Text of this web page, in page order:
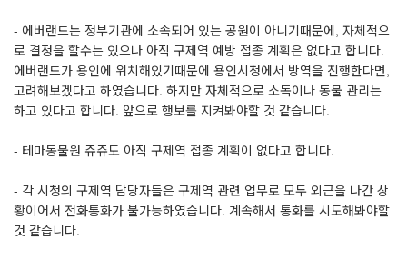
- 에버랜드는 정부기관에 소속되어 있는 공원이 아니기때문에, 자체적으
로 결정을 할수는 있으나 아직 구제역 예방 접종 계획은 없다고 합니다.
에버랜드가 용인에 위치해있기때문에 용인시청에서 방역을 진행한다면,
고려해보겠다고 하였습니다. 하지만 자체적으로 소독이나 동물 관리는
하고 있다고 합니다. 앞으로 행보를 지켜봐야할 것 같습니다.
- 테마동물원 쥬쥬도 아직 구제역 접종 계획이 없다고 합니다.
- 각 시청의 구제역 담당자들은 구제역 관련 업무로 모두 외근을 나간 상
황이어서 전화통화가 불가능하였습니다. 계속해서 통화를 시도해봐야할
것 같습니다.